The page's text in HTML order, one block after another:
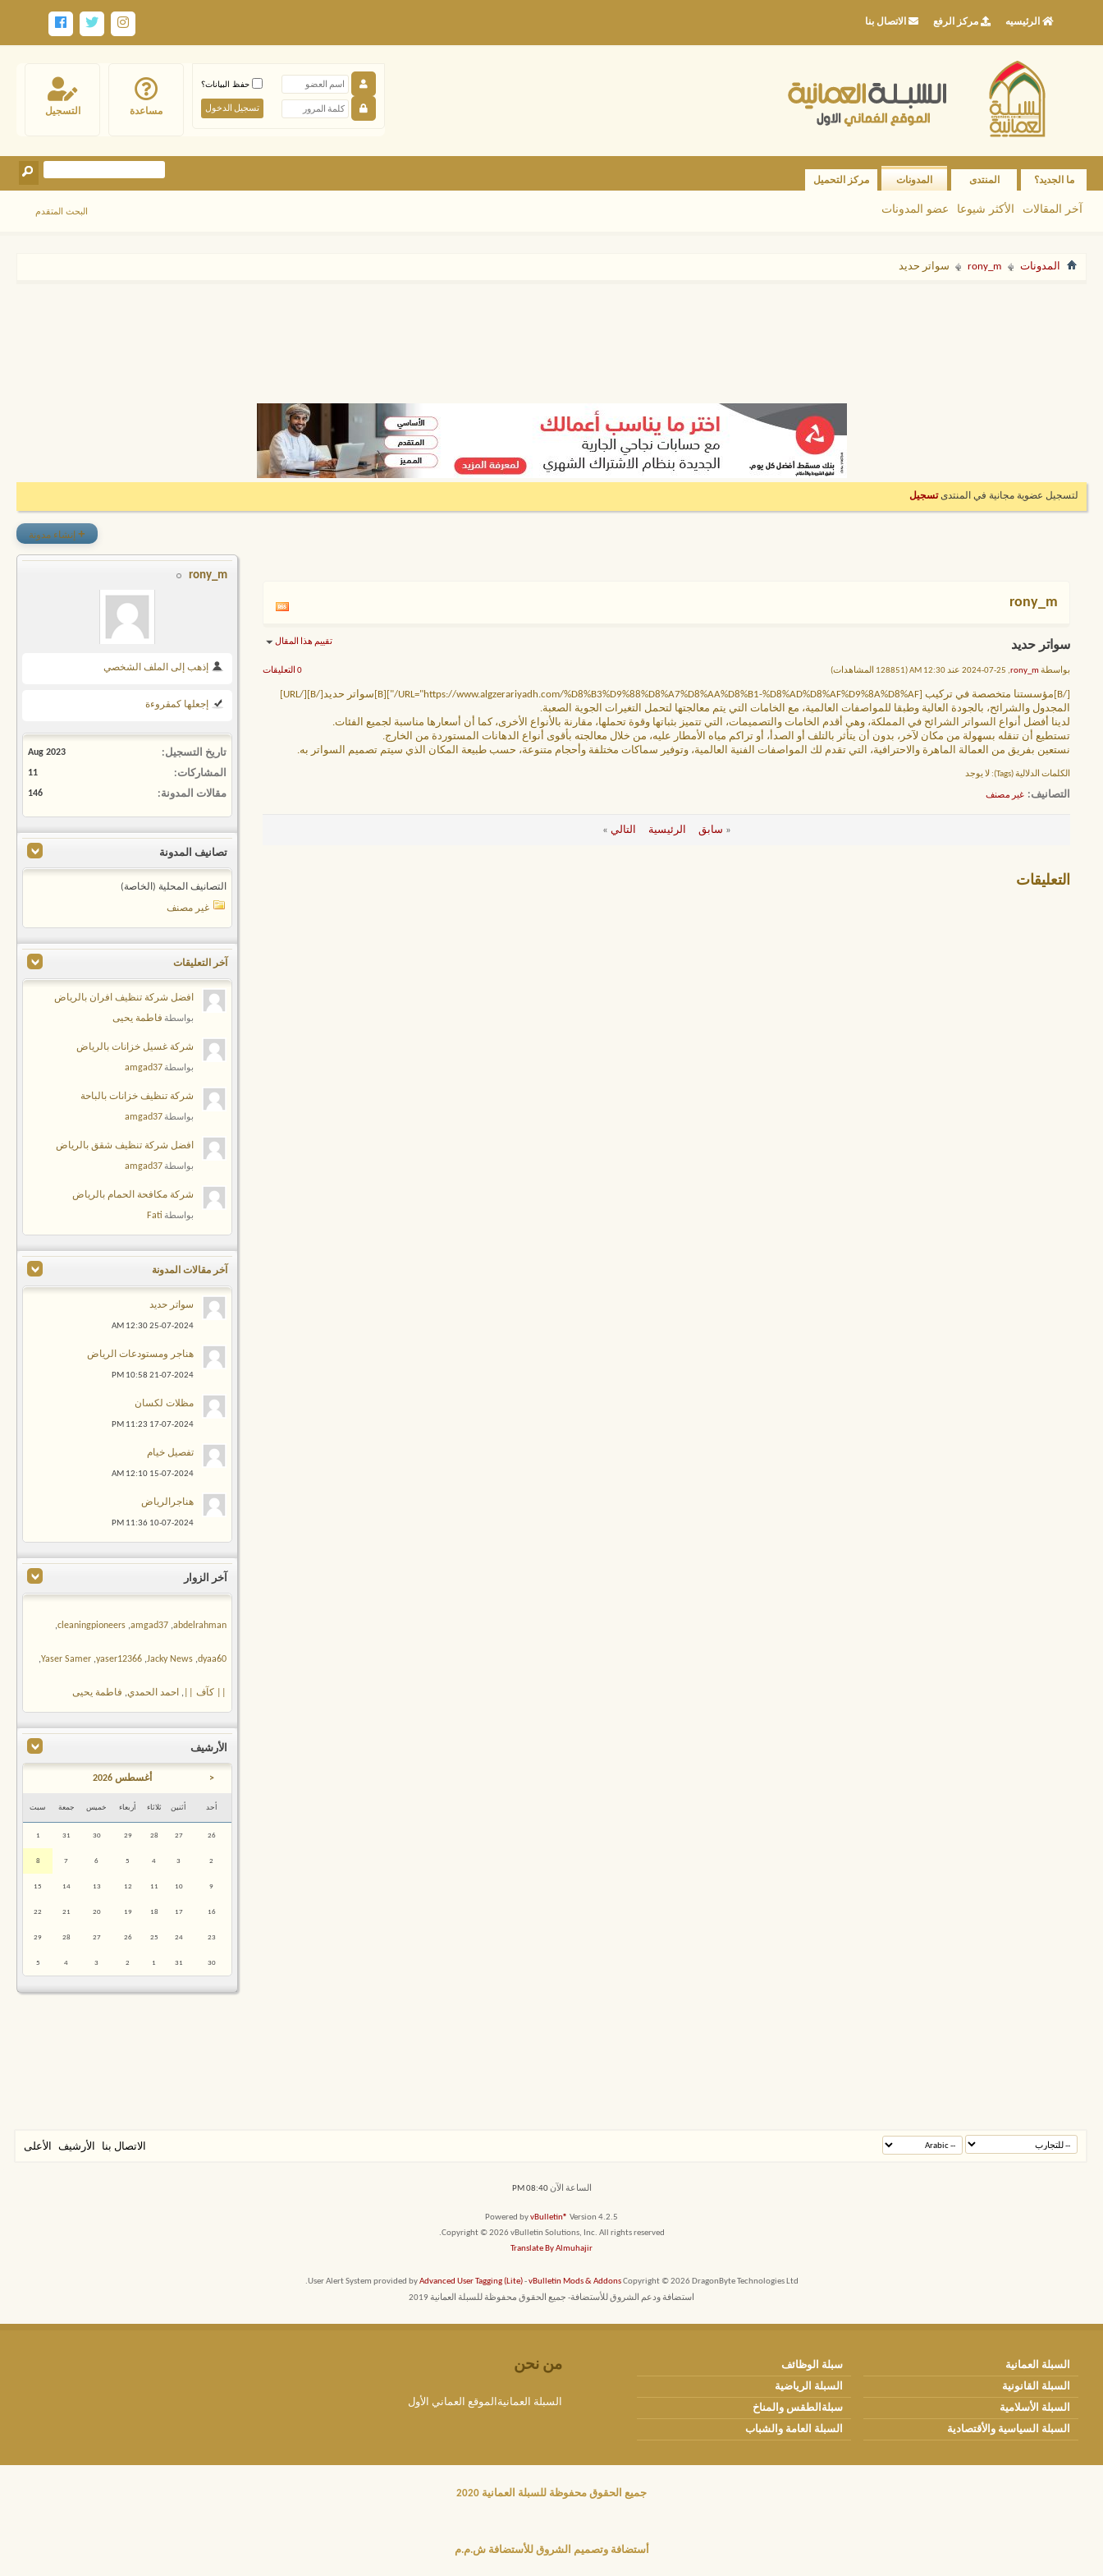
الرئيسيه مركز الرفع الاتصال بنا
التسجيل مساعدة
حفظ البيانات؟
ما الجديد؟ المنتدى المدونات
آخر المقالات الأكثر شيوعا عضو المدونات
مركز التحميل
البحث المتقدم
المدونات rony_m سواتر حديد
لتسجيل عضوية مجانية في المنتدىتسجيل
rony_m
سواتر حديد تقييم هذا المقال
0 التعليقات بواسطة rony_m, 25-07-2024 عند 12:30 AM (128851 المشاهدات)
[/B]مؤسستنا متخصصة في تركيب [URL="https://www.algzerariyadh.com/%D8%B3%D9%88%D8%A7%D8%AA%D8%B1-%D8%AD%D8%AF%D9%8A%D8%AF/"][B]سواتر حديد[/B][/URL]
المجدول والشرائح، بالجودة العالية وطبقا للمواصفات العالمية، مع الخامات التي يتم معالجتها لتحمل التغيرات الجوية الصعبة.
لدينا أفضل أنواع السواتر الشرائح في المملكة، وهي أقدم الخامات والتصميمات، التي تتميز بثباتها وقوة تحملها، مقارنة بالأنواع الأخرى، كما أن أسعارها مناسبة لجميع الفئات.
تستطيع أن تنقله بسهولة من مكان لآخر، بدون أن يتأثر بالتلف أو الصدأ، أو تراكم مياه الأمطار عليه، من خلال معالجته بأقوى أنواع الدهانات المستوردة من الخارج.
نستعين بفريق من العمالة الماهرة والاحترافية، التي تقدم لك المواصفات الفنية العالمية، وتوفير سماكات مختلفة وأحجام متنوعة، حسب طبيعة المكان الذي سيتم تصميم السواتر به.
الكلمات الدلالية (Tags): لا يوجد
التصانيف غير مصنف
« سابق الرئيسية التالي »
التعليقات
+ إنشاء مدونة
rony_m
إذهب إلى الملف الشخصي
إجعلها كمقروءة
تاريخ التسجيل Aug 2023
المشاركات 11
مقالات المدونة 146
تصانيف المدونة
التصانيف المحلية (الخاصة)
غير مصنف
آخر التعليقات
افضل شركة تنظيف افران بالرياض
بواسطة فاطمة يحيى
شركة غسيل خزانات بالرياض
بواسطةamgad37
شركة تنظيف خزانات بالباحة
بواسطةamgad37
افضل شركة تنظيف شقق بالرياض
بواسطةamgad37
شركة مكافحة الحمام بالرياض
بواسطة Fati
آخر مقالات المدونة
سواتر حديد
25-07-2024
12:30 AM
هناجر ومستودعات الرياض
21-07-2024
10:58 PM
مظلات لكسان
17-07-2024
11:23 PM
تفصيل خيام
15-07-2024
12:10 AM
هناجرالرياض
10-07-2024
11:36 PM
آخر الزوار
abdelrahman
,
amgad37
,
cleaningpioneers
,
dyaa60
,
Jacky News
,
yaser12366
,
Yaser Samer
,
|| كآف || , احمد الحمدي, فاطمة يحيى
الأرشيف
< أغسطس 2026
أحد أثنين ثلاثاء أربعاء خميس جمعة سبت
26
27
28
29
30
31
1
2
3
4
5
6
7
8
9
10
11
12
13
14
15
16
17
18
19
20
21
22
23
24
25
26
27
28
29
30
31
1
2
3
4
5
الاتصال بنا الأرشيف الأعلى
الساعة الآن08:40 PM
Powered byvBulletin® Version 4.2.5
Copyright © 2026 vBulletin Solutions, Inc. All rights reserved.
Translate By Almuhajir
User Alert System provided byAdvanced User Tagging (Lite)-vBulletin Mods & AddonsCopyright © 2026 DragonByte Technologies Ltd.
استضافة ودعم الشروق للأستضافة- جميع الحقوق محفوظة للسبلة العمانية 2019
السبلة العمانية
سبلة الوظائف
السبلة القانونية
السبلة الرياضية
السبلة الأسلامية
سبلةالطقس والمناخ
السبلة السياسية والأقتصادية
السبلة العامة والشباب
من نحن
السبلة العمانيةالموقع العماني الأول
جميع الحقوق محفوظة للسبلة العمانية 2020
أستضافة وتصميم الشروق للأستضافة ش.م.م